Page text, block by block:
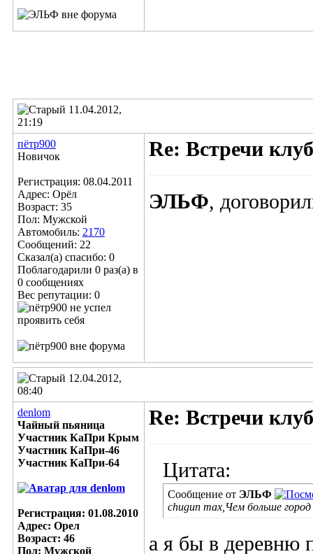
11.04.2012,
21:19
пётр900
Новичок
Регистрация: 08.04.2011
Адрес: Орёл
Возраст: 35
Пол: Мужской
Автомобиль: 2170
Сообщений: 22
Сказал(а) спасибо: 0
Поблагодарили 0 раз(а) в
0 сообщениях
Вес репутации: 0
Re: Встречи
ЭЛЬФ,
12.04.2012,
08:40
denlom
Чайный пьяница
Участник КаПри Крым
Участник КаПри-46
Участник КаПри-64
Регистрация: 01.08.2010
Адрес: Орел
Возраст: 46
Пол: Мужской
Re: Встречи
Цитата:
Сообщение от ЭЛЬФ
chugun max,Чем больше
а я бы в деревню